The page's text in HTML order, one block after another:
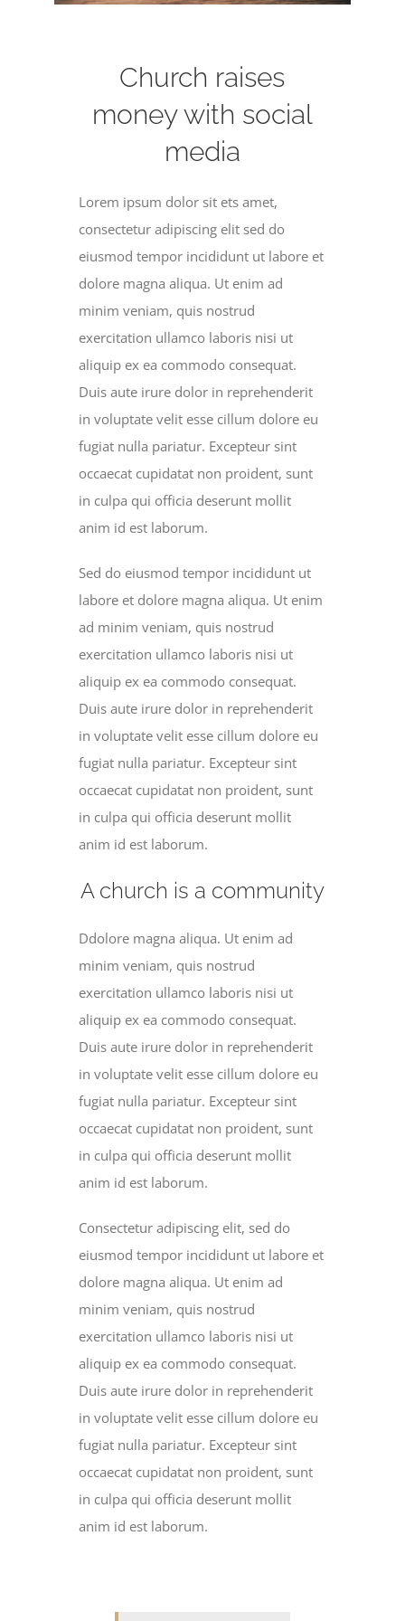
Become a Member
Donate
Church raises
money with social
media
Lorem ipsum dolor sit ets amet,
consectetur adipiscing elit sed do
eiusmod tempor incididunt ut labore et
dolore magna aliqua. Ut enim ad
minim veniam, quis nostrud
exercitation ullamco laboris nisi ut
aliquip ex ea commodo consequat.
Duis aute irure dolor in reprehenderit
in voluptate velit esse cillum dolore eu
fugiat nulla pariatur. Excepteur sint
occaecat cupidatat non proident, sunt
in culpa qui officia deserunt mollit
anim id est laborum.
Sed do eiusmod tempor incididunt ut
labore et dolore magna aliqua. Ut enim
ad minim veniam, quis nostrud
exercitation ullamco laboris nisi ut
aliquip ex ea commodo consequat.
Duis aute irure dolor in reprehenderit
in voluptate velit esse cillum dolore eu
fugiat nulla pariatur. Excepteur sint
occaecat cupidatat non proident, sunt
in culpa qui officia deserunt mollit
anim id est laborum.
A church is a community
Ddolore magna aliqua. Ut enim ad
minim veniam, quis nostrud
exercitation ullamco laboris nisi ut
aliquip ex ea commodo consequat.
Duis aute irure dolor in reprehenderit
in voluptate velit esse cillum dolore eu
fugiat nulla pariatur. Excepteur sint
occaecat cupidatat non proident, sunt
in culpa qui officia deserunt mollit
anim id est laborum.
Consectetur adipiscing elit, sed do
eiusmod tempor incididunt ut labore et
dolore magna aliqua. Ut enim ad
minim veniam, quis nostrud
exercitation ullamco laboris nisi ut
aliquip ex ea commodo consequat.
Duis aute irure dolor in reprehenderit
in voluptate velit esse cillum dolore eu
fugiat nulla pariatur. Excepteur sint
occaecat cupidatat non proident, sunt
in culpa qui officia deserunt mollit
anim id est laborum.